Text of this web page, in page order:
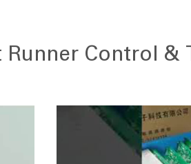
Runner Control